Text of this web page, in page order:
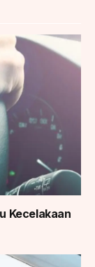
Kecelakaan